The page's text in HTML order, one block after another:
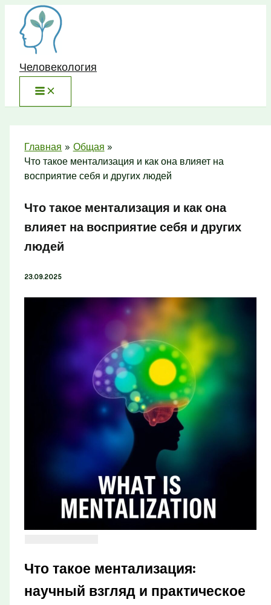
Перейти
содержимому
Человекология
Главная
Общая
Что такое ментализация и как она влияет на
восприятие себя и других людей
Что такое ментализация и как она
влияет на восприятие себя и других
людей
23.09.2025
Что такое ментализация:
научный взгляд и практическое